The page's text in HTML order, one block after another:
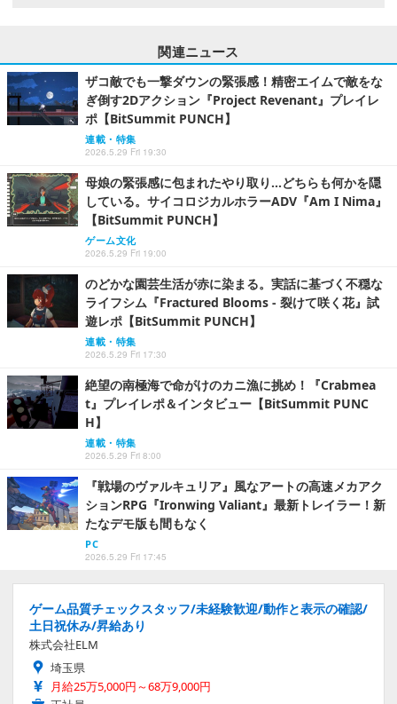
関連ニュース
ザコ敵でも一撃ダウンの緊張感！精密エイムで敵をな
ぎ倒す2Dアクション『Project Revenant』プレイレ
ポ【BitSummit PUNCH】
連載・特集
2026.5.29 Fri 19:30
母娘の緊張感に包まれたやり取り…どちらも何かを隠
している。サイコロジカルホラーADV『Am I Nima』
【BitSummit PUNCH】
ゲーム文化
2026.5.29 Fri 19:00
のどかな園芸生活が赤に染まる。実話に基づく不穏な
ライフシム『Fractured Blooms - 裂けて咲く花』試
遊レポ【BitSummit PUNCH】
連載・特集
2026.5.29 Fri 17:30
絶望の南極海で命がけのカニ漁に挑め！『Crabmea
t』プレイレポ＆インタビュー【BitSummit PUNC
H】
連載・特集
2026.5.29 Fri 8:00
『戦場のヴァルキュリア』風なアートの高速メカアク
ションRPG『Ironwing Valiant』最新トレイラー！新
たなデモ版も間もなく
PC
2026.5.29 Fri 17:45
ゲーム品質チェックスタッフ/未経験歓迎/動作と表示の確認/
土日祝休み/昇給あり
株式会社ELM
埼玉県
月給25万5,000円～68万9,000円